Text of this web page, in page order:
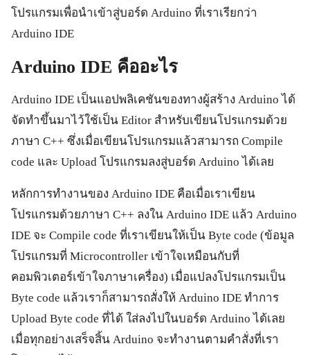
โปรแกรมเพื่อนำเข้าสู่บอร์ด Arduino ที่เราเรียกว่า
Arduino IDE
Arduino IDE คืออะไร
Arduino IDE เป็นแอปพลิเคชันของทางผู้สร้าง Arduino ได้
จัดทำขึ้นมาไว้ใช้เป็น Editor สำหรับเขียนโปรแกรมด้วย
ภาษา C++ ซึ่งเมื่อเขียนโปรแกรมแล้วสามารถ Compile
code และ Upload โปรแกรมลงสู่บอร์ด Arduino ได้เลย
หลักการทำงานของ Arduino IDE คือเมื่อเราเขียน
โปรแกรมด้วยภาษา C++ ลงใน Arduino IDE แล้ว Arduino
IDE จะ Compile code ที่เราเขียนให้เป็น Byte code (ข้อมูล
โปรแกรมที่ Microcontroller เข้าใจเหมือนกับที่
คอมพิวเตอร์เข้าใจภาษาเครื่อง) เมื่อแปลงโปรแกรมเป็น
Byte code แล้วเราก็สามารถสั่งให้ Arduino IDE ทำการ
Upload Byte code ที่ได้ ใส่ลงไปในบอร์ด Arduino ได้เลย
เมื่อทุกอย่างเสร็จสิ้น Arduino จะทำงานตามคำสั่งที่เรา